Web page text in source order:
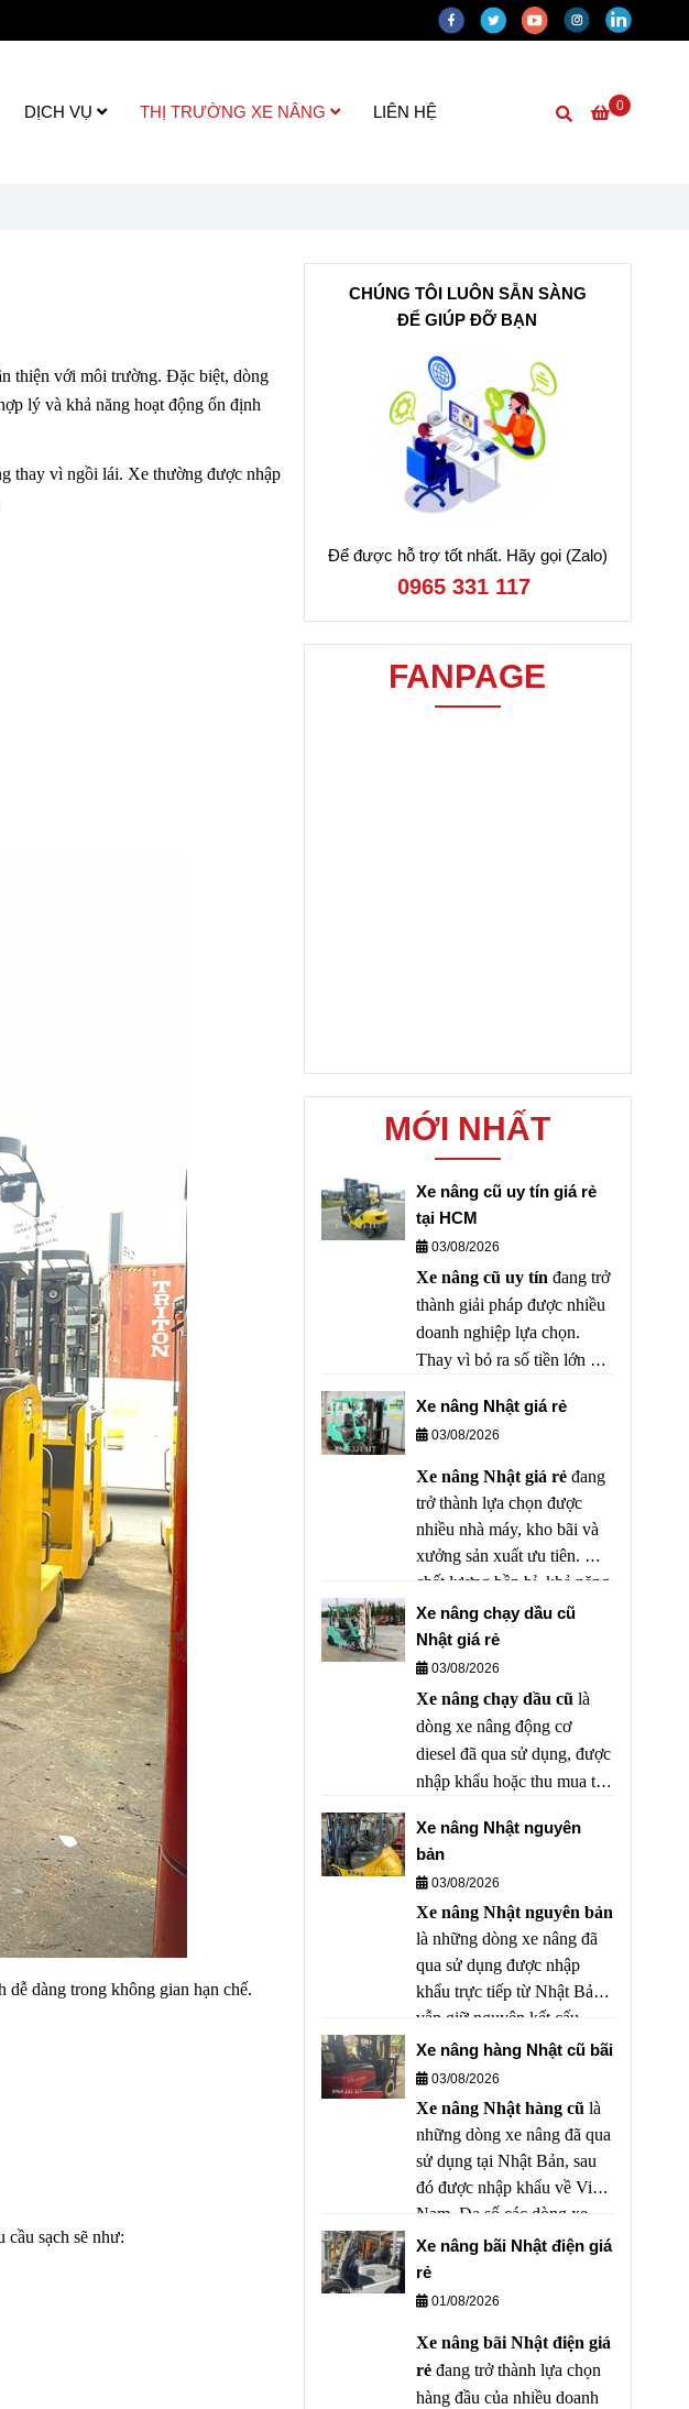
0
DỊCH VỤ THỊ TRƯỜNG XE NÂNG LIÊN HỆ
thiện với môi trường. Đặc biệt, dòng
lý và khả năng hoạt động ổn định
thay vì ngồi lái. Xe thường được nhập
dàng trong không gian hạn chế.
sạch sẽ như:
CHÚNG TÔI LUÔN SẴN SÀNG
ĐỂ GIÚP ĐỠ BẠN
Để được hỗ trợ tốt nhất. Hãy gọi (Zalo)
0965 331 117
FANPAGE
MỚI NHẤT
Xe nâng cũ uy tín giá rẻ
tại HCM
03/08/2026
Xe nâng cũ uy tín đang trở
thành giải pháp được nhiều
doanh nghiệp lựa chọn.
Thay vì bỏ ra số tiền lớn để
kho bãi và doanh nghiệp
sản xuất ưu tiên sử dụng xe
nâng đã qua sử dụng có
chất lượng tốt nhằm tối ưu
ngân sách mà vẫn đảm bảo
hiệu quả vận hành.
Xe nâng Nhật giá rẻ
03/08/2026
Xe nâng Nhật giá rẻ đang
trở thành lựa chọn được
nhiều nhà máy, kho bãi và
xưởng sản xuất ưu tiên. Với
chất lượng bền bỉ, khả năng
vận hành ổn định cùng mức
giá hợp lý, xe nâng Nhật đã
qua sử dụng mang đến hiệu
quả kinh tế vượt trội mà vẫn
đảm bảo năng suất làm việc.
Xe nâng chạy dầu cũ
Nhật giá rẻ
03/08/2026
Xe nâng chạy dầu cũ là
dòng xe nâng động cơ
diesel đã qua sử dụng, được
nhập khẩu hoặc thu mua từ
được kiểm tra, bảo dưỡng
và tân trang trước khi đưa ra
thị trường. Đây là lựa chọn
tối ưu cho các doanh nghiệp
muốn tiết kiệm chi phí đầu
tư nhưng vẫn đảm bảo hiệu
suất làm việc cao.
Xe nâng Nhật nguyên
bản
03/08/2026
Xe nâng Nhật nguyên bản
là những dòng xe nâng đã
qua sử dụng được nhập
khẩu trực tiếp từ Nhật Bản,
vẫn giữ nguyên kết cấu,
động cơ, hộp số, hệ thống
thủy lực và linh kiện theo
tiêu chuẩn của nhà sản xuất.
Xe không bị thay đổi kết
cấu, không lắp ráp từ nhiều
nguồn khác nhau và chưa
qua "mông má" để che giấu
Xe nâng hàng Nhật cũ bãi
03/08/2026
Xe nâng Nhật hàng cũ là
những dòng xe nâng đã qua
sử dụng tại Nhật Bản, sau
đó được nhập khẩu về Việt
Nam. Đa số các dòng xe
này đều được bảo dưỡng
định kỳ theo tiêu chuẩn
nghiêm ngặt của Nhật, vì
cao dù đã qua sử dụng.
Xe nâng bãi Nhật điện giá
rẻ
01/08/2026
Xe nâng bãi Nhật điện giá
rẻ đang trở thành lựa chọn
hàng đầu của nhiều doanh